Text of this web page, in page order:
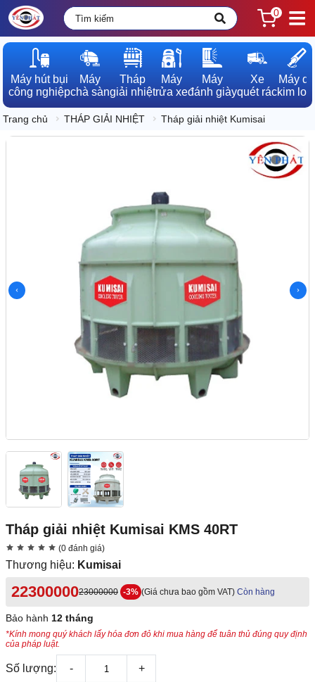
0
Máy hút bụi
công nghiệp
Máy
chà sàn
Tháp
giải nhiệt
Máy
rửa xe
Máy
đánh giày
Xe
quét rác
Máy dò
kim loại
Trang chủ THÁP GIẢI NHIỆT Tháp giải nhiệt Kumisai
Tháp giải nhiệt Kumisai KMS 40RT
(0 đánh giá)
Thương hiệu: Kumisai
2230000023000000 -3% (Giá chưa bao gồm VAT) Còn hàng
Bảo hành 12 tháng
*Kính mong quý khách lấy hóa đơn đỏ khi mua hàng để tuân thủ đúng quy định
của pháp luật.
Số lượng: - +